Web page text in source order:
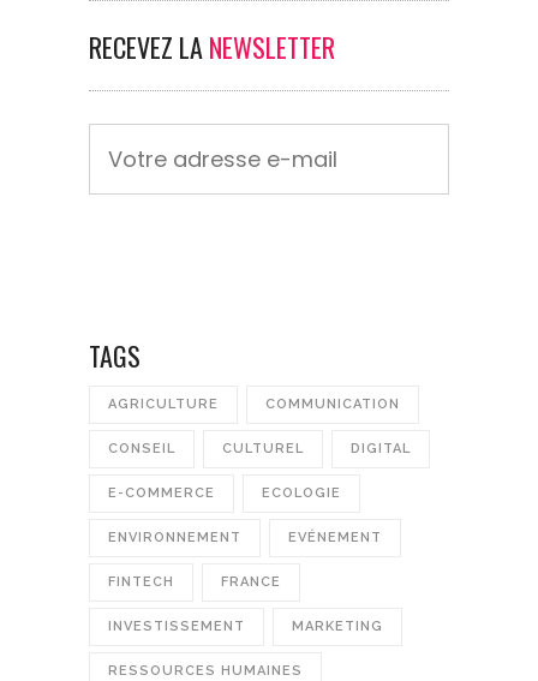
RECEVEZ LA NEWSLETTER
TAGS
AGRICULTURE COMMUNICATION
CONSEIL CULTUREL DIGITAL
E-COMMERCE ECOLOGIE
ENVIRONNEMENT EVÉNEMENT
FINTECH FRANCE
INVESTISSEMENT MARKETING
RESSOURCES HUMAINES